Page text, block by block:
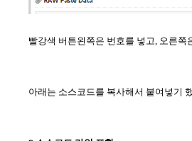
빨강색 버튼왼쪽은 번호를 넣고, 오른쪽
아래는 소스코드를 복사해서 붙여넣기